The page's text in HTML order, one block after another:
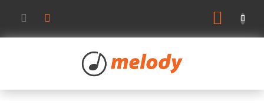
obsah